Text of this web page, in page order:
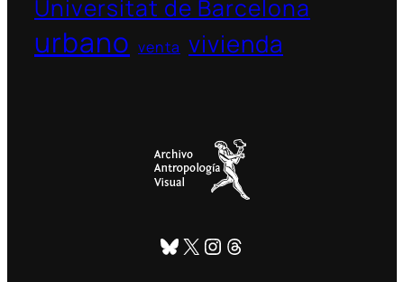
Universitat de Barcelona
urbano venta vivienda
Bluesky
X Instagram
Threads